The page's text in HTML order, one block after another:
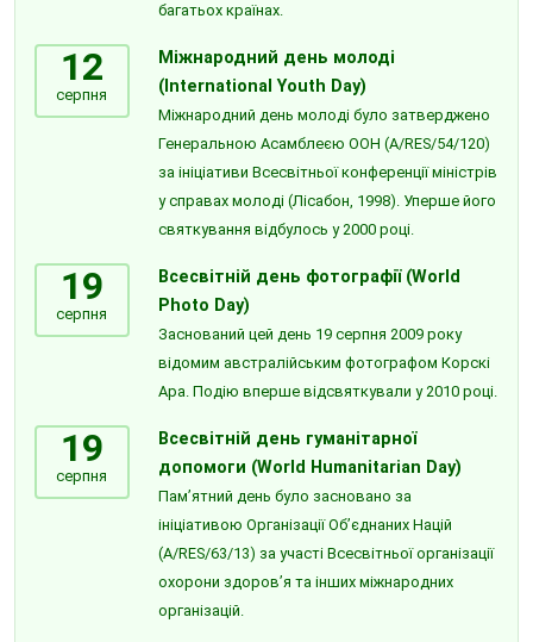
багатьох країнах.
12
серпня
Міжнародний день молоді
(International Youth Day)
Міжнародний день молоді було затверджено
Генеральною Асамблеєю ООН (A/RES/54/120)
за ініціативи Всесвітньої конференції міністрів
у справах молоді (Лісабон, 1998). Уперше його
святкування відбулось у 2000 році.
19
серпня
Всесвітній день фотографії (World
Photo Day)
Заснований цей день 19 серпня 2009 року
відомим австралійським фотографом Корскі
Ара. Подію вперше відсвяткували у 2010 році.
19
серпня
Всесвітній день гуманітарної
допомоги (World Humanitarian Day)
Пам’ятний день було засновано за
ініціативою Організації Об’єднаних Націй
(A/RES/63/13) за участі Всесвітньої організації
охорони здоров’я та інших міжнародних
організацій.